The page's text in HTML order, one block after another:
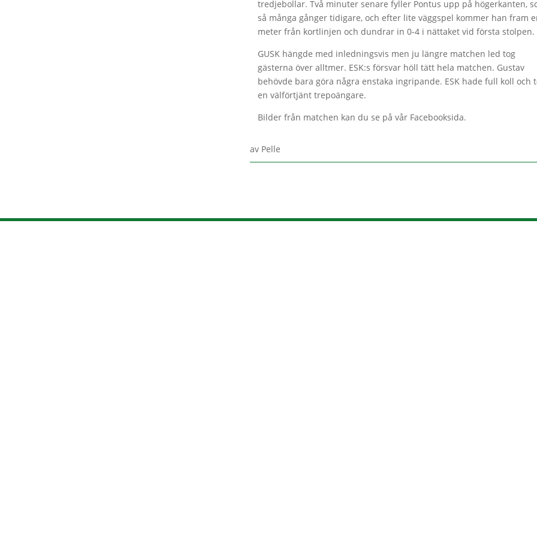
tredjebollar. Två minuter senare fyller Pontus upp på högerkanten,
så många gånger tidigare, och efter lite väggspel kommer han fram
meter från kortlinjen och dundrar in 0-4 i nättaket vid första stolpen.
GUSK hängde med inledningsvis men ju längre matchen led tog
gästerna över alltmer. ESK:s försvar höll tätt hela matchen. Gustav
behövde bara göra några enstaka ingripande. ESK hade full koll och
en välförtjänt trepoängare.
Bilder från matchen kan du se på vår Facebooksida.
av Pelle